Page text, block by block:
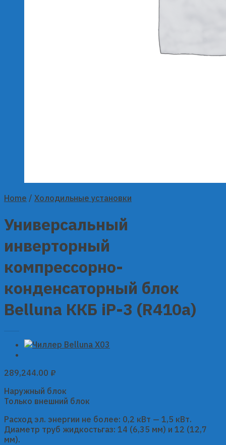
Home / Холодильные установки
Универсальный
инверторный
компрессорно-
конденсаторный блок
Belluna ККБ iP-3 (R410a)
289,244.00 ₽
Наружный блок
Только внешний блок
Расход эл. энергии не более: 0,2 кВт — 1,5 кВт.
Диаметр труб жидкостьгаз: 14 (6,35 мм) и 12 (12,7
мм).